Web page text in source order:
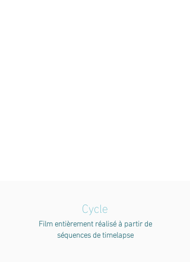
Cycle
Film entièrement réalisé à partir de
séquences de timelapse